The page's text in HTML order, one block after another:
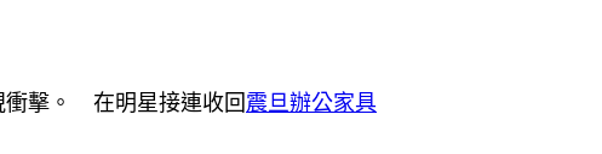
衝擊。 在明星接連收回震旦辦公家具